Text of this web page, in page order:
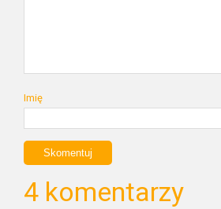
Imię
4 komentarzy